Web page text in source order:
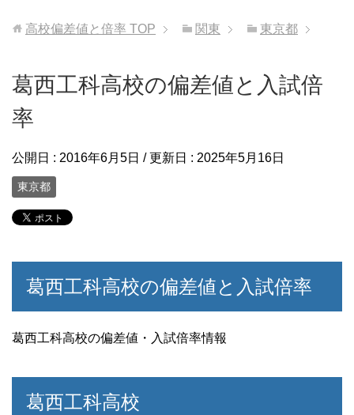
高校偏差値と倍率 TOP 関東 東京都
葛西工科高校の偏差値と入試倍
率
公開日 : 2016年6月5日 / 更新日 : 2025年5月16日
東京都
葛西工科高校の偏差値と入試倍率
葛西工科高校の偏差値・入試倍率情報
葛西工科高校